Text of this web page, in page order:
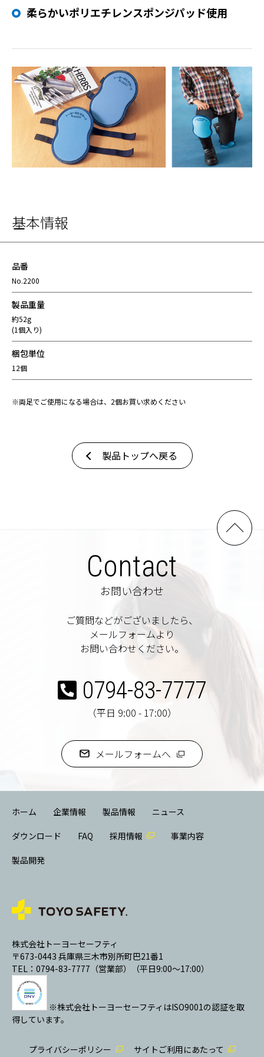
柔らかいポリエチレンスポンジパッド使用
基本情報
品番
No.2200
製品重量
約52g
(1個入り)
梱包単位
12個
※両足でご使用になる場合は、2個お買い求めください
製品トップへ戻る
Contact
お問い合わせ
ご質問などがございましたら、
メールフォームより
お問い合わせください。
0794-83-7777
（平日 9:00 - 17:00）
メールフォームへ
ホーム 企業情報 製品情報 ニュース
ダウンロード FAQ 採用情報 事業内容
製品開発
株式会社トーヨーセーフティ
〒673-0443 兵庫県三木市別所町巴21番1
TEL：0794-83-7777（営業部）（平日9:00～17:00）
※株式会社トーヨーセーフティはISO9001の認証を取
得しています。
プライバシーポリシー サイトご利用にあたって